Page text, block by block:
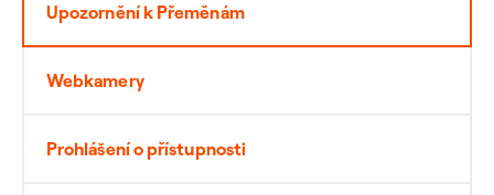
Upozornění k Přeměnám
Webkamery
Prohlášení o přístupnosti